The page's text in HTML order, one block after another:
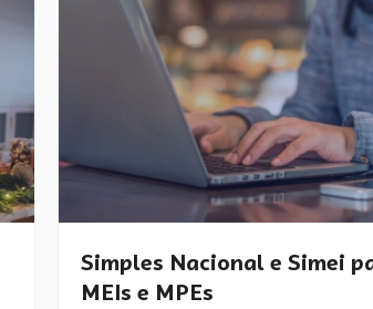
Simples Nacional e Simei
MEIs e MPEs